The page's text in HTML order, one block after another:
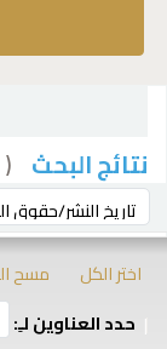
نتائج البحث ( 2 نتيجة)
ترتيب بواسطة:
اختر الكل
مسح
حدد العناوين لـِ: